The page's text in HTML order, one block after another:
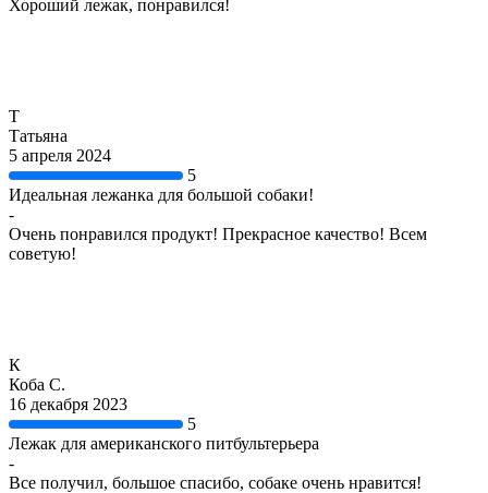
Хороший лежак, понравился!
Т
Татьяна
5 апреля 2024
5
Идеальная лежанка для большой собаки!
-
Очень понравился продукт! Прекрасное качество! Всем
советую!
К
Коба С.
16 декабря 2023
5
Лежак для американского питбультерьера
-
Все получил, большое спасибо, собаке очень нравится!